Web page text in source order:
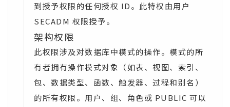
到授予权限的任何授权 ID。此特权由用户
SECADM 权限授予。
架构权限
此权限涉及对数据库中模式的操作。模式的所
有者拥有操作模式对象（如表、视图、索引、
包、数据类型、函数、触发器、过程和别名）
的所有权限。用户、组、角色或 PUBLIC 可以